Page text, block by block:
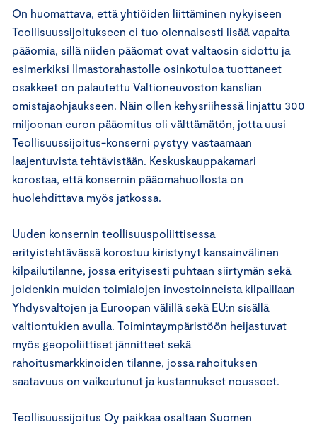
On huomattava, että yhtiöiden liittäminen nykyiseen
Teollisuussijoitukseen ei tuo olennaisesti lisää vapaita
pääomia, sillä niiden pääomat ovat valtaosin sidottu ja
esimerkiksi Ilmastorahastolle osinkotuloa tuottaneet
osakkeet on palautettu Valtioneuvoston kanslian
omistajaohjaukseen. Näin ollen kehysriihessä linjattu 300
miljoonan euron pääomitus oli välttämätön, jotta uusi
Teollisuussijoitus-konserni pystyy vastaamaan
laajentuvista tehtävistään. Keskuskauppakamari
korostaa, että konsernin pääomahuollosta on
huolehdittava myös jatkossa.
Uuden konsernin teollisuuspoliittisessa
erityistehtävässä korostuu kiristynyt kansainvälinen
kilpailutilanne, jossa erityisesti puhtaan siirtymän sekä
joidenkin muiden toimialojen investoinneista kilpaillaan
Yhdysvaltojen ja Euroopan välillä sekä EU:n sisällä
valtiontukien avulla. Toimintaympäristöön heijastuvat
myös geopoliittiset jännitteet sekä
rahoitusmarkkinoiden tilanne, jossa rahoituksen
saatavuus on vaikeutunut ja kustannukset nousseet.
Teollisuussijoitus Oy paikkaa osaltaan Suomen